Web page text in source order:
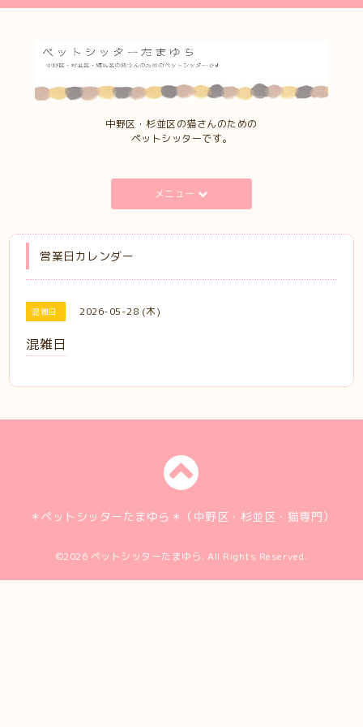
中野区・杉並区の猫さんのための
ペットシッターです。
メニュー
営業日カレンダー
混雑日 2026-05-28 (木)
混雑日
＊ペットシッターたまゆら＊（中野区・杉並区・猫専門）
©2026 ペットシッターたまゆら. All Rights Reserved.